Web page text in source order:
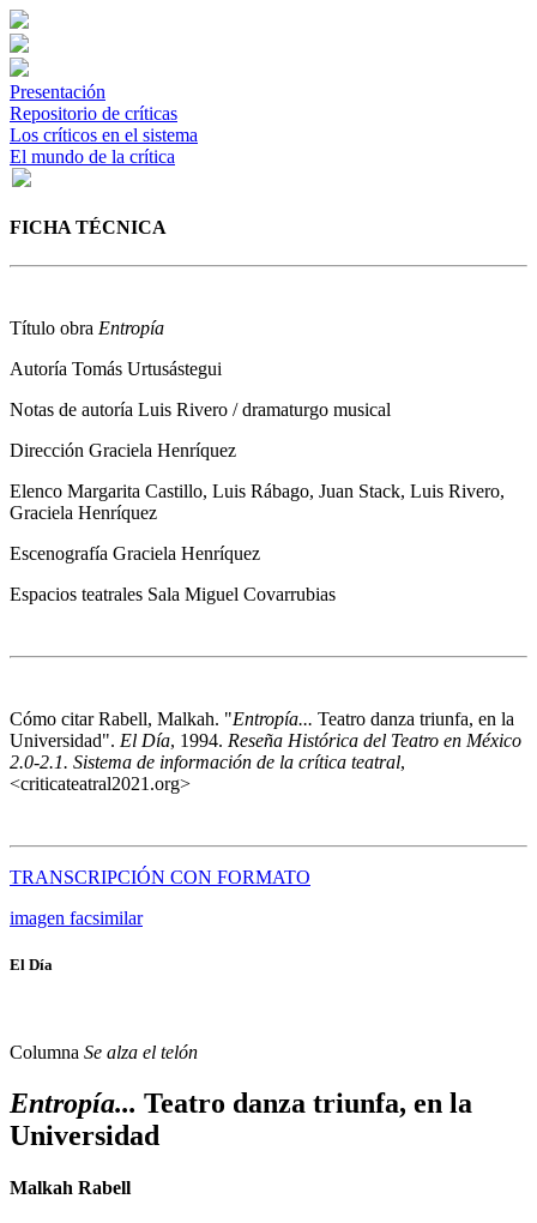
Presentación
Repositorio de críticas
Los críticos en el sistema
El mundo de la crítica
FICHA TÉCNICA
Título obra Entropía
Autoría Tomás Urtusástegui
Notas de autoría Luis Rivero / dramaturgo musical
Dirección Graciela Henríquez
Elenco Margarita Castillo, Luis Rábago, Juan Stack, Luis Rivero,
Graciela Henríquez
Escenografía Graciela Henríquez
Espacios teatrales Sala Miguel Covarrubias
Cómo citarRabell, Malkah. "Entropía... Teatro danza triunfa, en la
Universidad". El Día, 1994. Reseña Histórica del Teatro en México
2.0-2.1. Sistema de información de la crítica teatral,
<criticateatral2021.org>
TRANSCRIPCIÓN CON FORMATO
imagen facsimilar
El Día
Columna Se alza el telón
Entropía... Teatro danza triunfa, en la
Universidad
Malkah Rabell